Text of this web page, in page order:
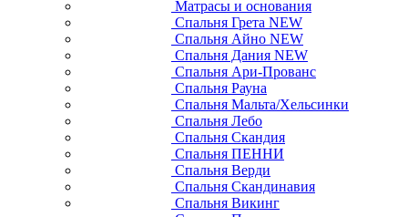
Матрасы и основания
Спальня Грета NEW
Спальня Айно NEW
Спальня Дания NEW
Спальня Ари-Прованс
Спальня Рауна
Спальня Мальта/Хельсинки
Спальня Лебо
Спальня Скандия
Спальня ПЕННИ
Спальня Верди
Спальня Скандинавия
Спальня Викинг